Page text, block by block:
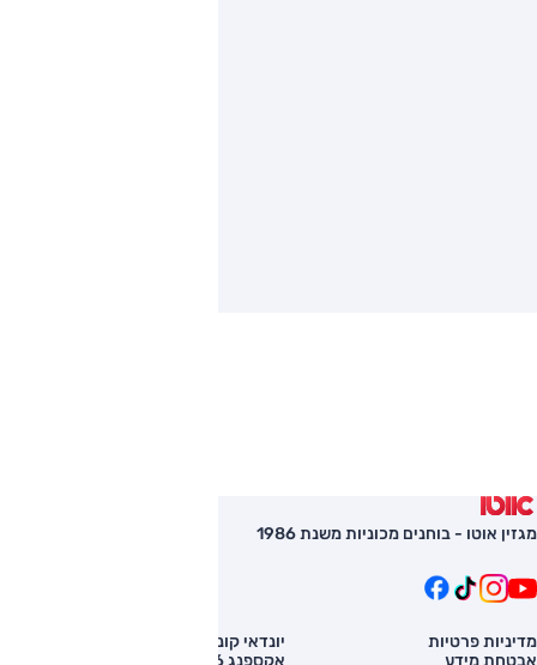
מגזין אוטו - בוחנים מכוניות משנת 1986
מדיניות פרטיות
אבטחת מידע
יונדאי קונה
אקספנג G6